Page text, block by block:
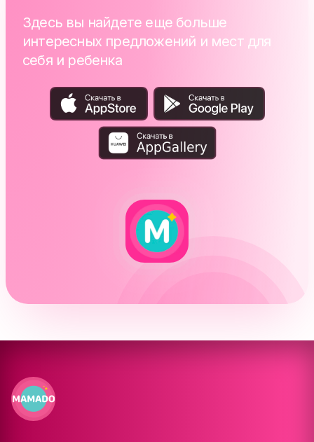
Здесь вы найдете еще больше
интересных предложений и мест для
себя и ребенка